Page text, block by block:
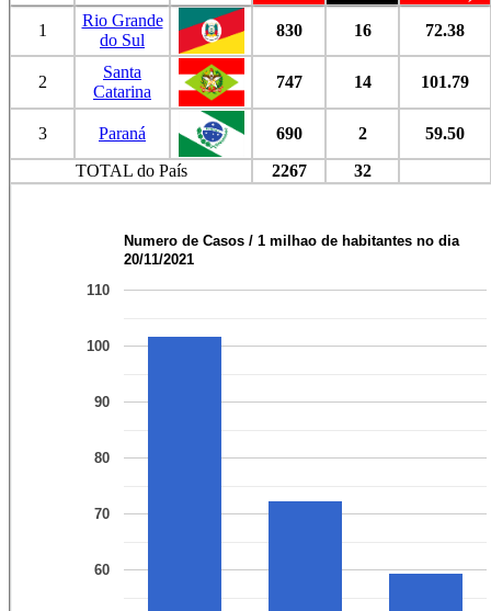
1
Rio Grande
do Sul
830 16 72.38
2
Santa
Catarina
747 14 101.79
3 Paraná 690 2
59.50
TOTAL do País
2267 32
Numero de Casos / 1 milhao de habitantes no dia
20/11/2021
60
70
80
90
100
110